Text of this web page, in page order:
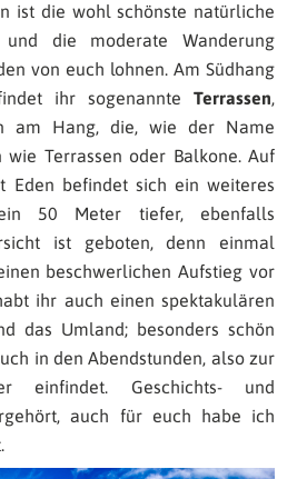
ist die wohl schönste natürliche
und die moderate Wanderung
von euch lohnen. Am Südhang
ihr sogenannte Terrassen,
am Hang, die, wie der Name
wie Terrassen oder Balkone. Auf
Eden befindet sich ein weiteres
50 Meter tiefer, ebenfalls
ist geboten, denn einmal
beschwerlichen Aufstieg vor
ihr auch einen spektakulären
das Umland; besonders schön
in den Abendstunden, also zur
einfindet. Geschichts- und
auch für euch habe ich